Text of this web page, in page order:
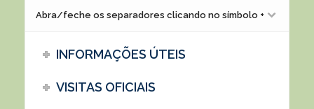
Abra/feche os separadores clicando no símbolo +
INFORMAÇÕES ÚTEIS
VISITAS OFICIAIS